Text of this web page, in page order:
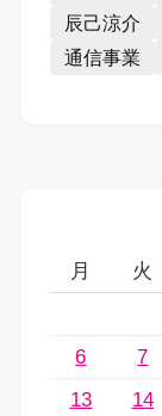
辰己涼介
通信事業
月
火
6
7
13
14